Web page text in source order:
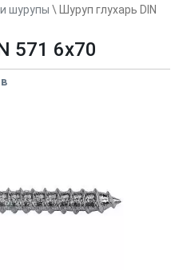
шурупы \
Шуруп глухарь DIN
571 6х70